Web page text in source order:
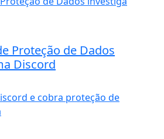
Proteção de Dados
Discord